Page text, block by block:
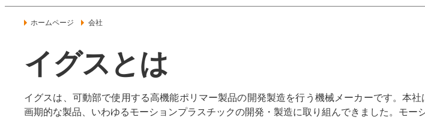
ホームページ 会社
イグスとは
イグスは、可動部で使用する高機能ポリマー製品の開発製造を行う機械メーカーです。本
画期的な製品、いわゆるモーションプラスチックの開発・製造に取り組んできました。モ